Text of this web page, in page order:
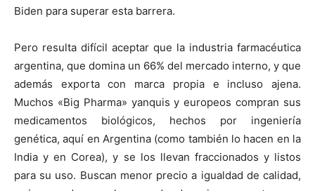
Biden para superar esta barrera.
Pero resulta difícil aceptar que la industria farmacéutica
argentina, que domina un 66% del mercado interno, y que
además exporta con marca propia e incluso ajena.
Muchos «Big Pharma» yanquis y europeos compran sus
medicamentos biológicos, hechos por ingeniería
genética, aquí en Argentina (como también lo hacen en la
India y en Corea), y se los llevan fraccionados y listos
para su uso. Buscan menor precio a igualdad de calidad,